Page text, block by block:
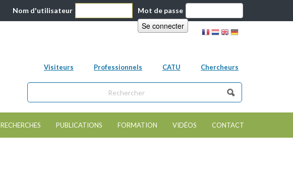
Nom d'utilisateur Mot de passe
Visiteurs Professionnels CATU Chercheurs
Formulaire de recherche
Chercher dans ce site
RECHERCHES PUBLICATIONS FORMATION VIDÉOS CONTACT